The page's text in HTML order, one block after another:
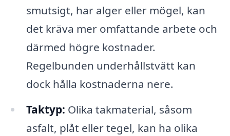
smutsigt, har alger eller mögel, kan
det kräva mer omfattande arbete och
därmed högre kostnader.
Regelbunden underhållstvätt kan
dock hålla kostnaderna nere.
Taktyp: Olika takmaterial, såsom
asfalt, plåt eller tegel, kan ha olika